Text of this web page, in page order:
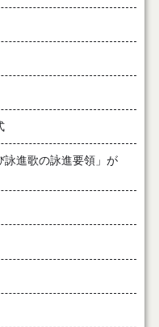
詠進歌の詠進要領」が